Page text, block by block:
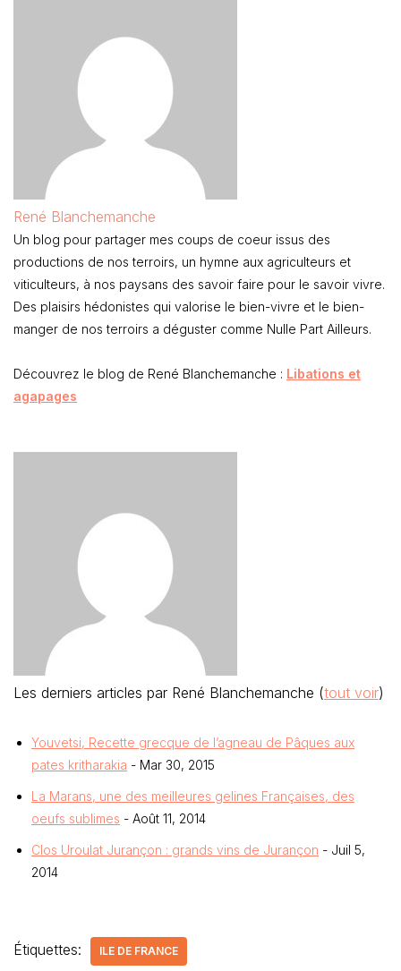
René Blanchemanche
Un blog pour partager mes coups de coeur issus des
productions de nos terroirs, un hymne aux agriculteurs et
viticulteurs, à nos paysans des savoir faire pour le savoir vivre.
Des plaisirs hédonistes qui valorise le bien-vivre et le bien-
manger de nos terroirs a déguster comme Nulle Part Ailleurs.
Découvrez le blog de René Blanchemanche : Libations et
agapages
Les derniers articles par René Blanchemanche (tout voir)
Youvetsi, Recette grecque de l’agneau de Pâques aux
pates kritharakia - Mar 30, 2015
La Marans, une des meilleures gelines Françaises, des
oeufs sublimes - Août 11, 2014
Clos Uroulat Jurançon : grands vins de Jurançon - Juil 5,
2014
Étiquettes: ILE DE FRANCE